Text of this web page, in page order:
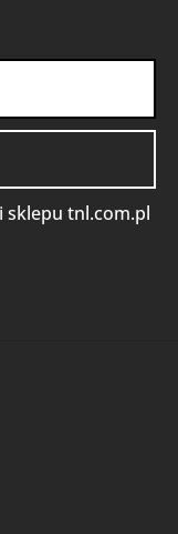
sklepu tnl.com.pl